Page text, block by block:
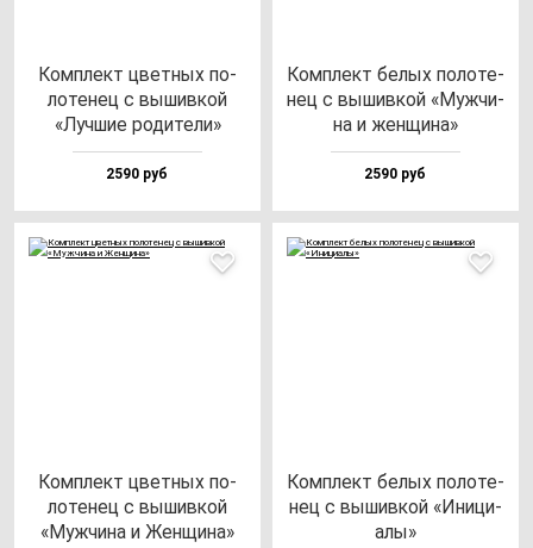
Ком­плект цвет­ных по­
ло­те­нец с вы­шив­кой
«Луч­шие ро­ди­те­ли»
2590 руб
Ком­плект бе­лых по­ло­те­
нец с вы­шив­кой «Муж­чи­
на и жен­щи­на»
2590 руб
Ком­плект цвет­ных по­
ло­те­нец с вы­шив­кой
«Муж­чи­на и Жен­щи­на»
Ком­плект бе­лых по­ло­те­
нец с вы­шив­кой «Ини­ци­
алы»